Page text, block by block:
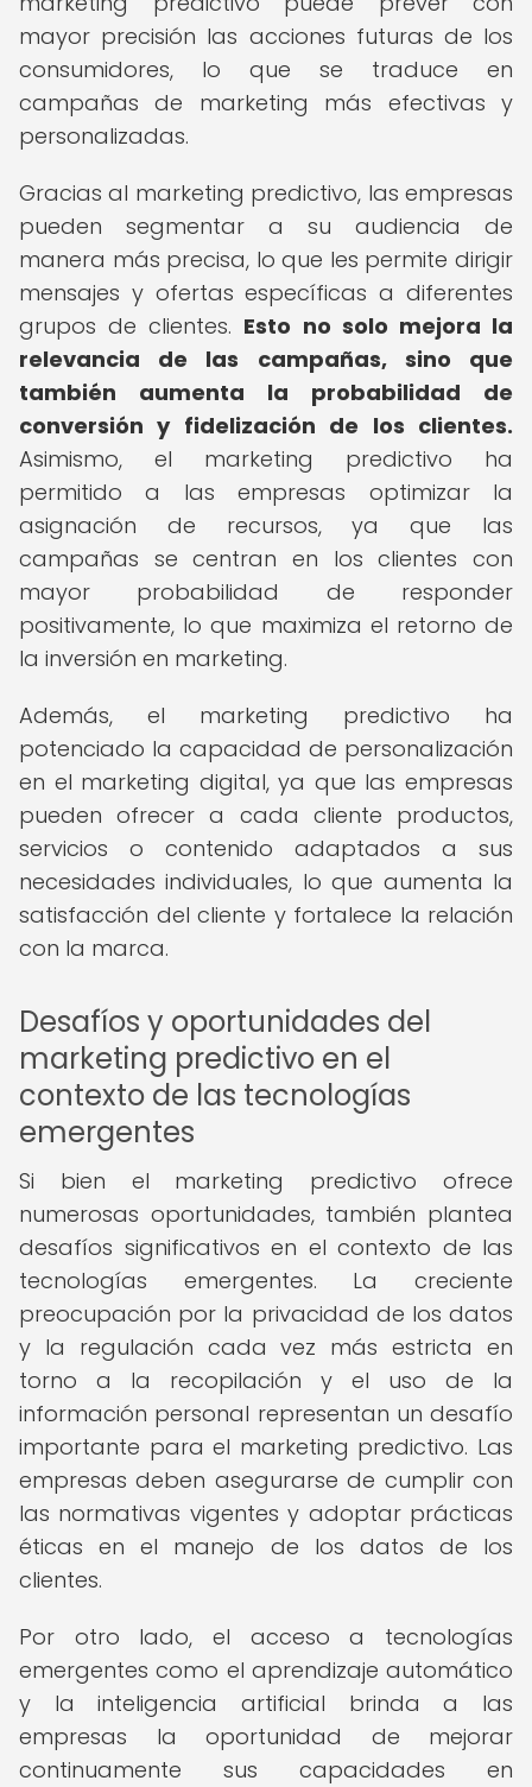
mayor precisión las acciones futuras de los
consumidores, lo que se traduce en
campañas de marketing más efectivas y
personalizadas.
Gracias al marketing predictivo, las empresas
pueden segmentar a su audiencia de
manera más precisa, lo que les permite dirigir
mensajes y ofertas específicas a diferentes
grupos de clientes. Esto no solo mejora la
relevancia de las campañas, sino que
también aumenta la probabilidad de
conversión y fidelización de los clientes.
Asimismo, el marketing predictivo ha
permitido a las empresas optimizar la
asignación de recursos, ya que las
campañas se centran en los clientes con
mayor probabilidad de responder
positivamente, lo que maximiza el retorno de
la inversión en marketing.
Además, el marketing predictivo ha
potenciado la capacidad de personalización
en el marketing digital, ya que las empresas
pueden ofrecer a cada cliente productos,
servicios o contenido adaptados a sus
necesidades individuales, lo que aumenta la
satisfacción del cliente y fortalece la relación
con la marca.
Desafíos y oportunidades del
marketing predictivo en el
contexto de las tecnologías
emergentes
Si bien el marketing predictivo ofrece
numerosas oportunidades, también plantea
desafíos significativos en el contexto de las
tecnologías emergentes. La creciente
preocupación por la privacidad de los datos
y la regulación cada vez más estricta en
torno a la recopilación y el uso de la
información personal representan un desafío
importante para el marketing predictivo. Las
empresas deben asegurarse de cumplir con
las normativas vigentes y adoptar prácticas
éticas en el manejo de los datos de los
clientes.
Por otro lado, el acceso a tecnologías
emergentes como el aprendizaje automático
y la inteligencia artificial brinda a las
empresas la oportunidad de mejorar
continuamente sus capacidades en